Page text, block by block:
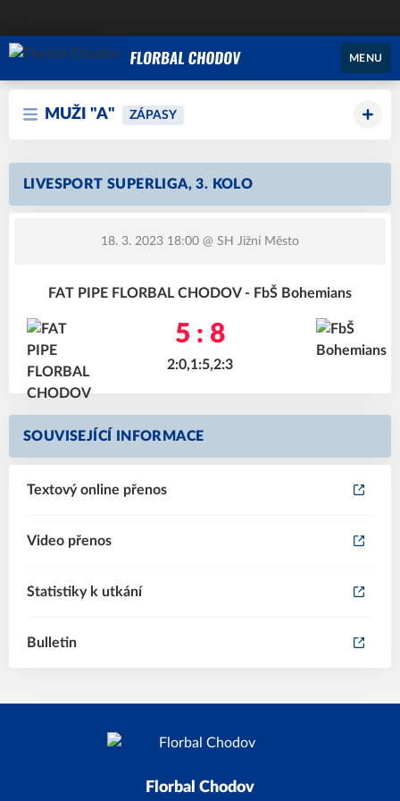
MENU
MUŽI "A" ZÁPASY
LIVESPORT SUPERLIGA, 3. KOLO
18. 3. 2023 18:00 @ SH Jižní Město
FAT PIPE FLORBAL CHODOV - FbŠ Bohemians
5 : 8
2:0,1:5,2:3
SOUVISEJÍCÍ INFORMACE
Textový online přenos
Video přenos
Statistiky k utkání
Bulletin
Florbal Chodov